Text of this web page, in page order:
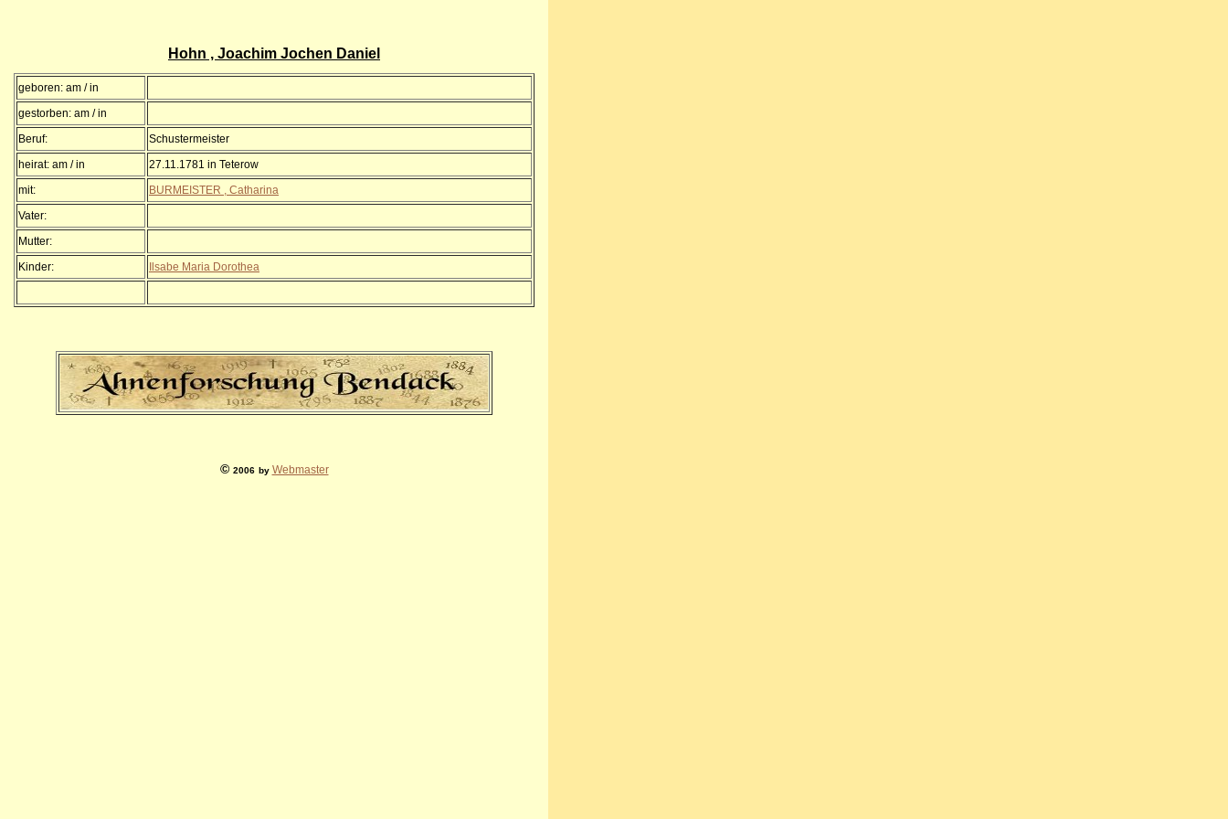
Hohn , Joachim Jochen Daniel
geboren: am / in
gestorben: am / in
Beruf:
Schustermeister
heirat: am / in
27.11.1781 in Teterow
mit:
BURMEISTER , Catharina
Vater:
Mutter:
Kinder:
Ilsabe Maria Dorothea
© 2006 by Webmaster